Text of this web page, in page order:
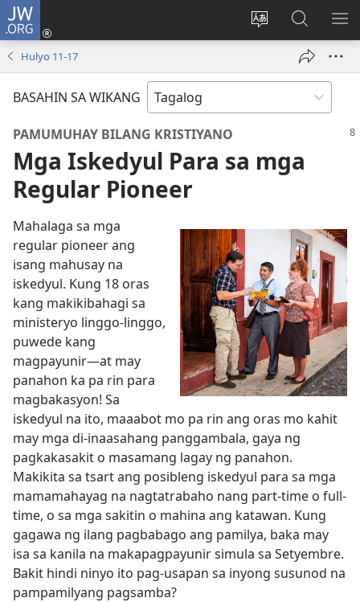
JW.ORG
Baguhin
ng
Mag-
log
bubukas
sa
JW.ORG
Hulyo 11-17
BASAHIN SA WIKANG
PAMUMUHAY BILANG KRISTIYANO
Mga Iskedyul Para sa mga
Regular Pioneer
Mahalaga sa mga
regular pioneer ang
isang mahusay na
iskedyul. Kung 18 oras
kang makikibahagi sa
ministeryo linggo-linggo,
puwede kang
magpayunir—at may
panahon ka pa rin para
magbakasyon! Sa
iskedyul na ito, maaabot mo pa rin ang oras mo kahit
may mga di-inaasahang panggambala, gaya ng
pagkakasakit o masamang lagay ng panahon.
Makikita sa tsart ang posibleng iskedyul para sa mga
mamamahayag na nagtatrabaho nang part-time o full-
time, o sa mga sakitin o mahina ang katawan. Kung
gagawa ng ilang pagbabago ang pamilya, baka may
isa sa kanila na makapagpayunir simula sa Setyembre.
Bakit hindi ninyo ito pag-usapan sa inyong susunod na
pampamilyang pagsamba?